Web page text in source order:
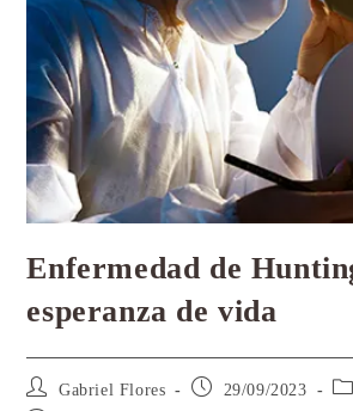
Enfermedad de
esperanza de vida
Gabriel Flores 29/09/2023